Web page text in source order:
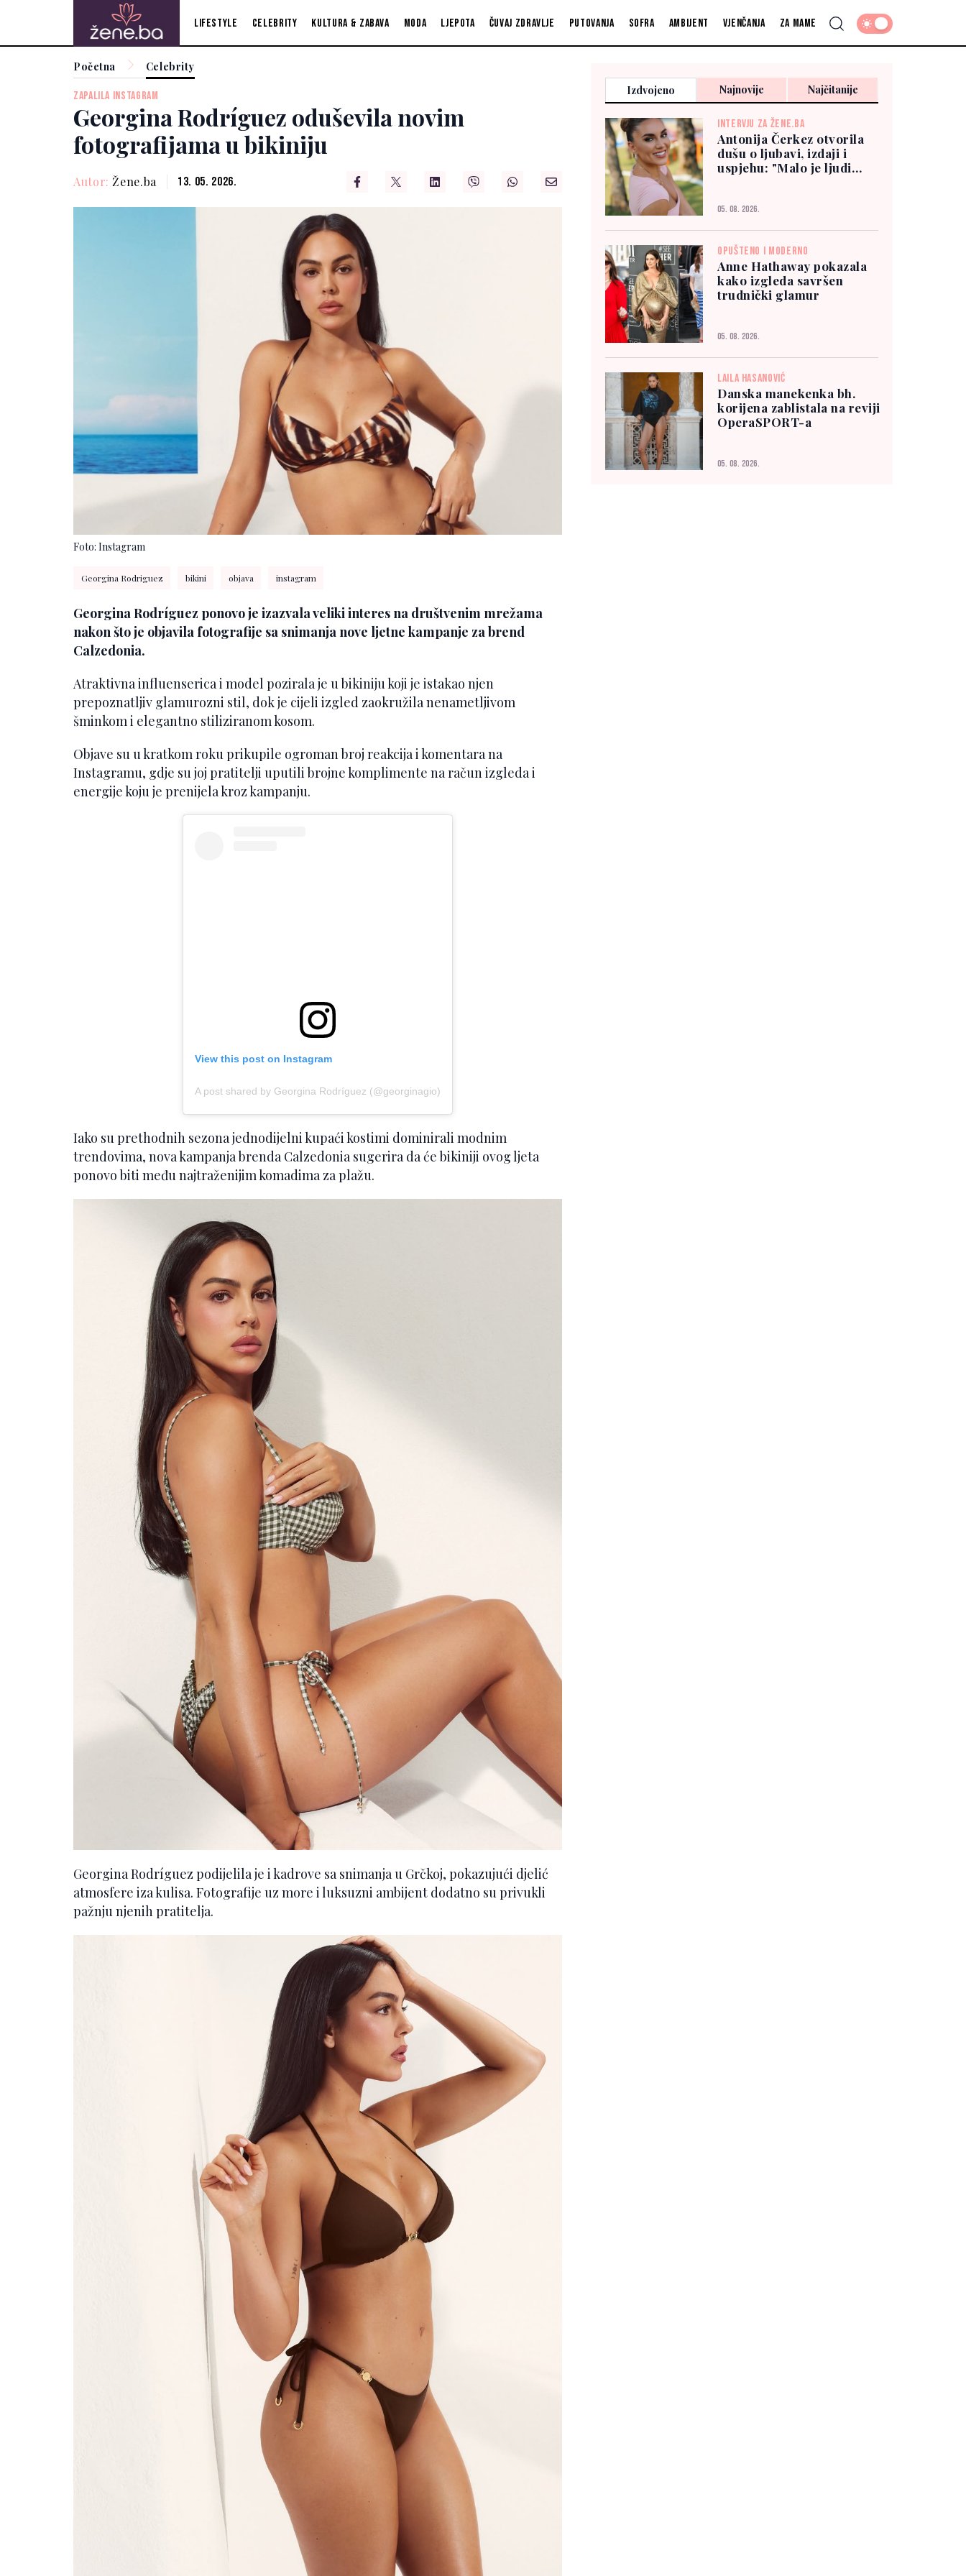
Lifestyle Celebrity Kultura & zabava Moda Ljepota Čuvaj zdravlje Putovanja Sofra Ambijent Vjenčanja Za mame
Početna Celebrity
ZAPALILA INSTAGRAM
Georgina Rodríguez oduševila novim
fotografijama u bikiniju
Autor: Žene.ba 13. 05. 2026.
Foto: Instagram
Georgina Rodriguez bikini objava instagram
Georgina Rodríguez ponovo je izazvala veliki interes na društvenim mrežama
nakon što je objavila fotografije sa snimanja nove ljetne kampanje za brend
Calzedonia.
Atraktivna influenserica i model pozirala je u bikiniju koji je istakao njen
prepoznatljiv glamurozni stil, dok je cijeli izgled zaokružila nenametljivom
šminkom i elegantno stiliziranom kosom.
Objave su u kratkom roku prikupile ogroman broj reakcija i komentara na
Instagramu, gdje su joj pratitelji uputili brojne komplimente na račun izgleda i
energije koju je prenijela kroz kampanju.
View this post on Instagram
A post shared by Georgina Rodríguez (@georginagio)
Iako su prethodnih sezona jednodijelni kupaći kostimi dominirali modnim
trendovima, nova kampanja brenda Calzedonia sugerira da će bikiniji ovog ljeta
ponovo biti među najtraženijim komadima za plažu.
Georgina Rodríguez podijelila je i kadrove sa snimanja u Grčkoj, pokazujući djelić
atmosfere iza kulisa. Fotografije uz more i luksuzni ambijent dodatno su privukli
pažnju njenih pratitelja.
Izdvojeno Najnovije Najčitanije
INTERVJU ZA ŽENE.BA
Antonija Čerkez otvorila
dušu o ljubavi, izdaji i
uspjehu: "Malo je ljudi
05. 08. 2026.
OPUŠTENO I MODERNO
Anne Hathaway pokazala
kako izgleda savršen
trudnički glamur
05. 08. 2026.
LAILA HASANOVIĆ
Danska manekenka bh.
korijena zablistala na reviji
OperaSPORT-a
05. 08. 2026.